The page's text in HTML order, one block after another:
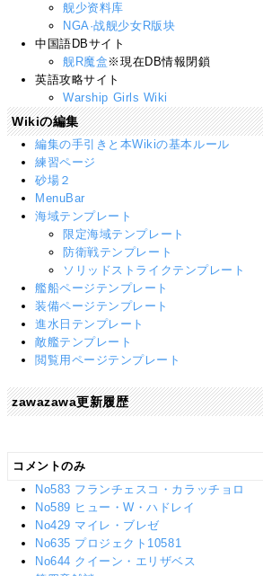
舰少资料库
NGA·战舰少女R版块
中国語DBサイト
舰R魔盒 ※現在DB情報閉鎖
英語攻略サイト
Warship Girls Wiki
Wikiの編集
編集の手引きと本Wikiの基本ルール
練習ページ
砂場２
MenuBar
海域テンプレート
限定海域テンプレート
防衛戦テンプレート
ソリッドストライクテンプレート
艦船ページテンプレート
装備ページテンプレート
進水日テンプレート
敵艦テンプレート
閲覧用ページテンプレート
zawazawa更新履歴
コメントのみ
No583 フランチェスコ・カラッチョロ
No589 ヒュー・W・ハドレイ
No429 マイレ・ブレゼ
No635 プロジェクト10581
No644 クイーン・エリザベス